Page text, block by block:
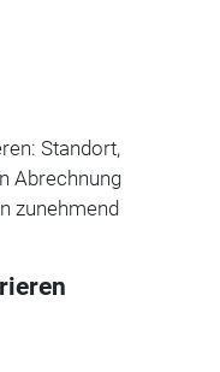
Standort,
Abrechnung
zunehmend